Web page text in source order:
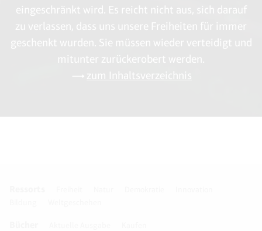
eingeschränkt wird. Es reicht nicht aus, sich darauf
zu verlassen, dass uns unsere Freiheiten für immer
geschenkt wurden. Sie müssen wieder verteidigt und
mitunter zurückerobert werden.
zum Inhaltsverzeichnis